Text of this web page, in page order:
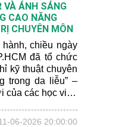
VÀ ÁNH SÁNG
CAO NĂNG
CHUYÊN MÔN
chiều ngày
đã tổ chức
kỹ thuật chuyên
trong da liễu” –
của các học viên
06-2026 20:00:00